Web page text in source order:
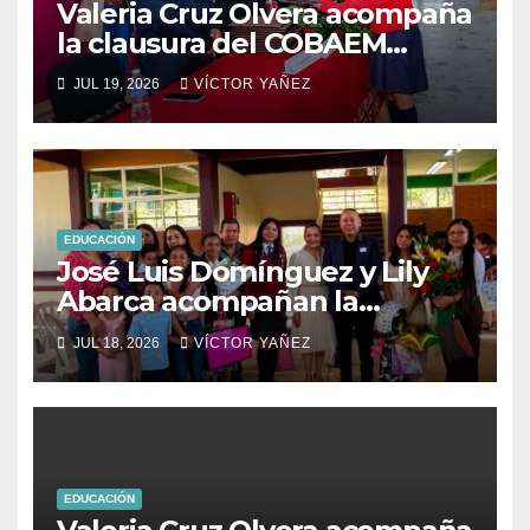
Valeria Cruz Olvera acompaña
la clausura del COBAEM
Plantel 67 de Aculco
JUL 19, 2026 VÍCTOR YAÑEZ
EDUCACIÓN
José Luis Domínguez y Lily
Abarca acompañan la
graduación del CBT Tlatlaya
en Coatepec.
JUL 18, 2026 VÍCTOR YAÑEZ
EDUCACIÓN